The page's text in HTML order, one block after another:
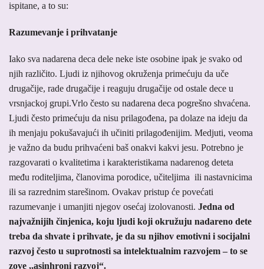
ispitane, a to su:
Razumevanje i prihvatanje
Iako sva nadarena deca dele neke iste osobine ipak je svako od
njih različito. Ljudi iz njihovog okruženja primećuju da uče
drugačije, rade drugačije i reaguju drugačije od ostale dece u
vrsnjackoj grupi.Vrlo često su nadarena deca pogrešno shvaćena.
Ljudi često primećuju da nisu prilagođena, pa dolaze na ideju da
ih menjaju pokušavajući ih učiniti prilagođenijim. Medjuti, veoma
je važno da budu prihvaćeni baš onakvi kakvi jesu. Potrebno je
razgovarati o kvalitetima i karakteristikama nadarenog deteta
među roditeljima, članovima porodice, učiteljima ili nastavnicima
ili sa razrednim starešinom. Ovakav pristup će povećati
razumevanje i umanjiti njegov osećaj izolovanosti. Jedna od
najvažnijih činjenica, koju ljudi koji okružuju nadareno dete
treba da shvate i prihvate, je da su njihov emotivni i socijalni
razvoj često u suprotnosti sa intelektualnim razvojem – to se
zove ,,asinhroni razvoj“.